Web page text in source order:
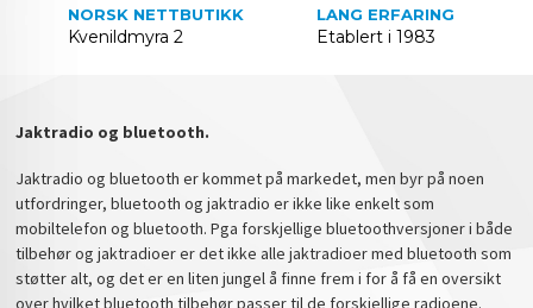
NORSK NETTBUTIKK
Kvenildmyra 2
LANG ERFARING
Etablert i 1983
Jaktradio og bluetooth.
Jaktradio og bluetooth er kommet på markedet, men byr på noen
utfordringer, bluetooth og jaktradio er ikke like enkelt som
mobiltelefon og bluetooth. Pga forskjellige bluetoothversjoner i både
tilbehør og jaktradioer er det ikke alle jaktradioer med bluetooth som
støtter alt, og det er en liten jungel å finne frem i for å få en oversikt
over hvilket bluetooth tilbehør passer til de forskjellige radioene.